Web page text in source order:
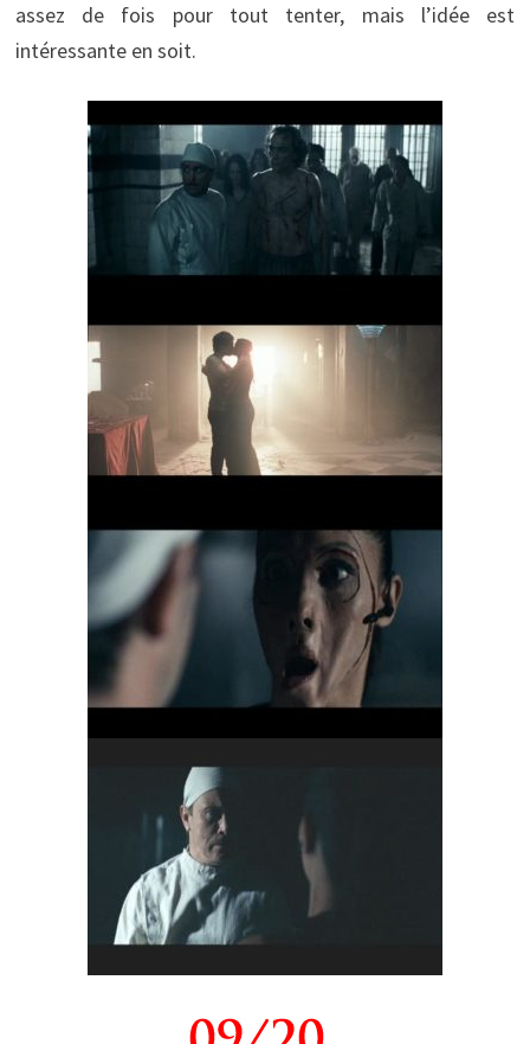
assez de fois pour tout tenter, mais l’idée est
intéressante en soit.